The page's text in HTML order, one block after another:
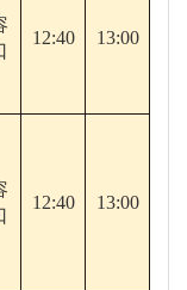
12:40 13:00
12:40 13:00